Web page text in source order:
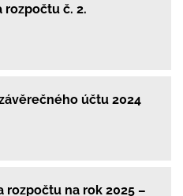
rozpočtu č. 2.
účtu 2024
rozpočtu na rok 2025 –